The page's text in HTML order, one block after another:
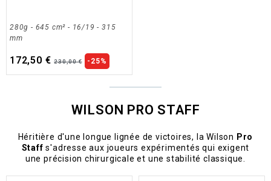
280g - 645 cm² - 16/19 - 315
mm
172,50 € 230,00 € -25%
WILSON PRO STAFF
Héritière d'une longue lignée de victoires, la Wilson Pro
Staff s'adresse aux joueurs expérimentés qui exigent
une précision chirurgicale et une stabilité classique.